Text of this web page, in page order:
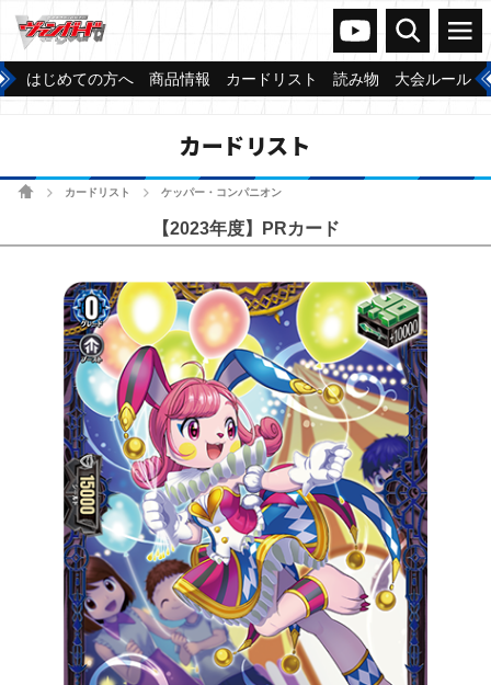
ヴァンガードch
検索 メニュー
はじめての方へ 商品情報 カードリスト 読み物 大会ルール
カードリスト
ホームカードリスト ケッパー・コンパニオン
【2023年度】PRカード